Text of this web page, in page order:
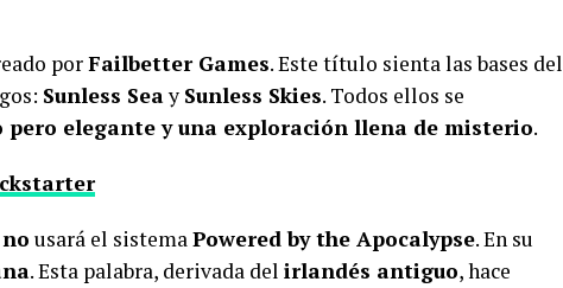
porFailbetter Games. Este título sienta las bases del
Sunless Seay Sunless Skies. Todos ellos se
elegante y una exploración llena de misterio.
no usará el sistemaPowered by the Apocalypse. En su
. Esta palabra, derivada del irlandés antiguo, hace